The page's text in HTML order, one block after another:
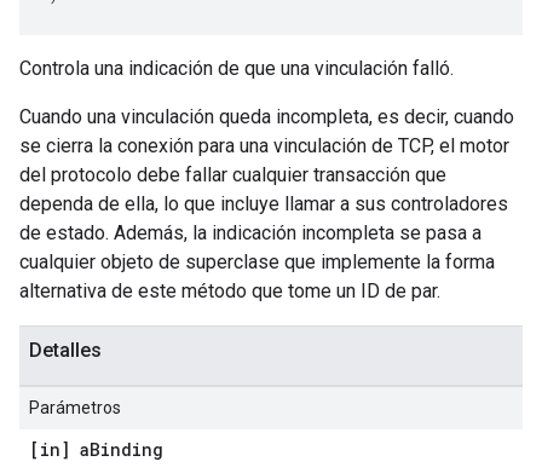
Controla una indicación de que una vinculación falló.
Cuando una vinculación queda incompleta, es decir, cuando
se cierra la conexión para una vinculación de TCP, el motor
del protocolo debe fallar cualquier transacción que
dependa de ella, lo que incluye llamar a sus controladores
de estado. Además, la indicación incompleta se pasa a
cualquier objeto de superclase que implemente la forma
alternativa de este método que tome un ID de par.
Detalles
Parámetros
[in] aBinding